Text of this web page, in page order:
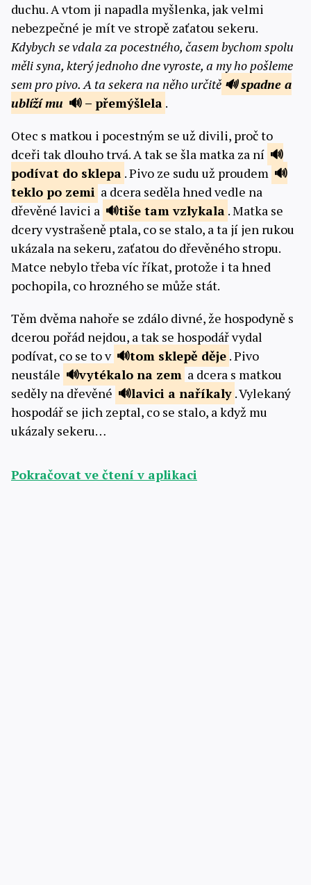
duchu. A vtom ji napadla myšlenka, jak velmi
nebezpečné je mít ve stropě zaťatou sekeru.
Kdybych se vdala za pocestného, časem bychom spolu
měli syna, který jednoho dne vyroste, a my ho pošleme
sem pro pivo. A ta sekera na něho určitě
spadne a
ublíží mu
– přemýšlela .
Otec s matkou i pocestným se už divili, proč to
dceři tak dlouho trvá. A tak se šla matka za ní
podívat do sklepa . Pivo ze sudu už proudem
teklo po zemi a dcera seděla hned vedle na
dřevěné lavici a
tiše tam vzlykala . Matka se
dcery vystrašeně ptala, co se stalo, a ta jí jen rukou
ukázala na sekeru, zaťatou do dřevěného stropu.
Matce nebylo třeba víc říkat, protože i ta hned
pochopila, co hrozného se může stát.
Těm dvěma nahoře se zdálo divné, že hospodyně s
dcerou pořád nejdou, a tak se hospodář vydal
podívat, co se to v
tom sklepě děje . Pivo
neustále
vytékalo na zem a dcera s matkou
seděly na dřevěné
lavici a naříkaly . Vylekaný
hospodář se jich zeptal, co se stalo, a když mu
ukázaly sekeru…
Pokračovat ve čtení v aplikaci